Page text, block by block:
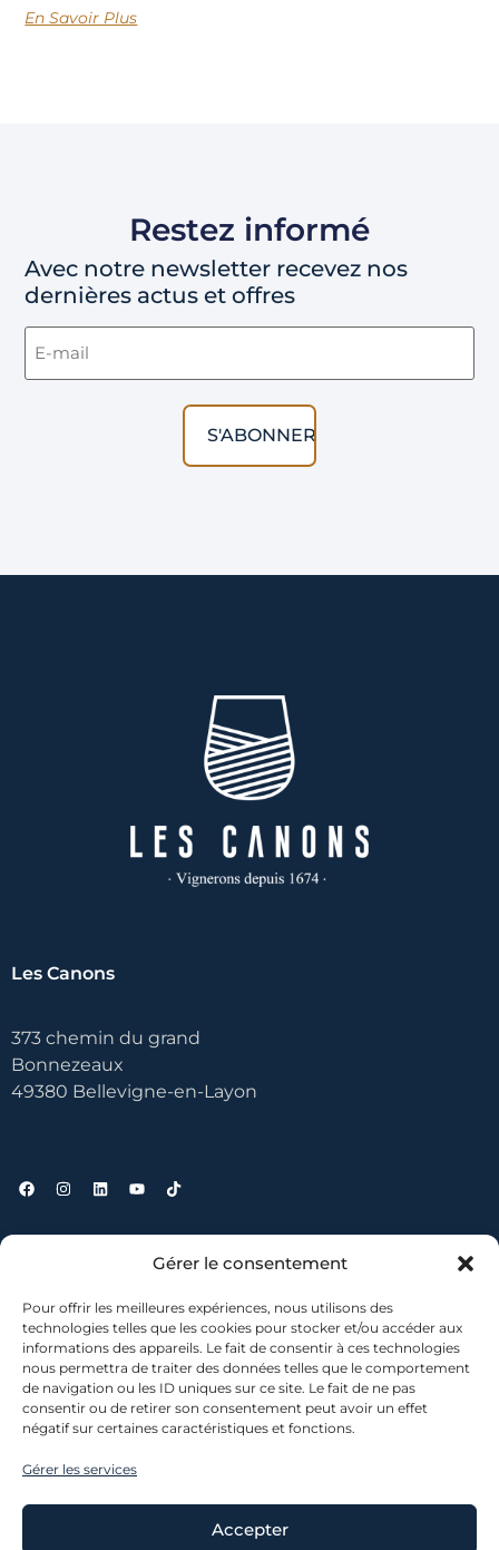
Gérer le consentement
Pour offrir les meilleures expériences, nous utilisons des
technologies telles que les cookies pour stocker et/ou accéder aux
informations des appareils. Le fait de consentir à ces technologies
nous permettra de traiter des données telles que le comportement
de navigation ou les ID uniques sur ce site. Le fait de ne pas
consentir ou de retirer son consentement peut avoir un effet
négatif sur certaines caractéristiques et fonctions.
Gérer les services
Accepter
En Savoir Plus
Restez informé
Avec notre newsletter recevez nos
dernières actus et offres
Email
Les Canons
373 chemin du grand
Bonnezeaux
49380 Bellevigne-en-Layon
Contact
Où nous trouver ?
Mentions légales
Conditions générales de vente
© 2026 lescanons.co – Tous droits réservés. L’abus d’alcool